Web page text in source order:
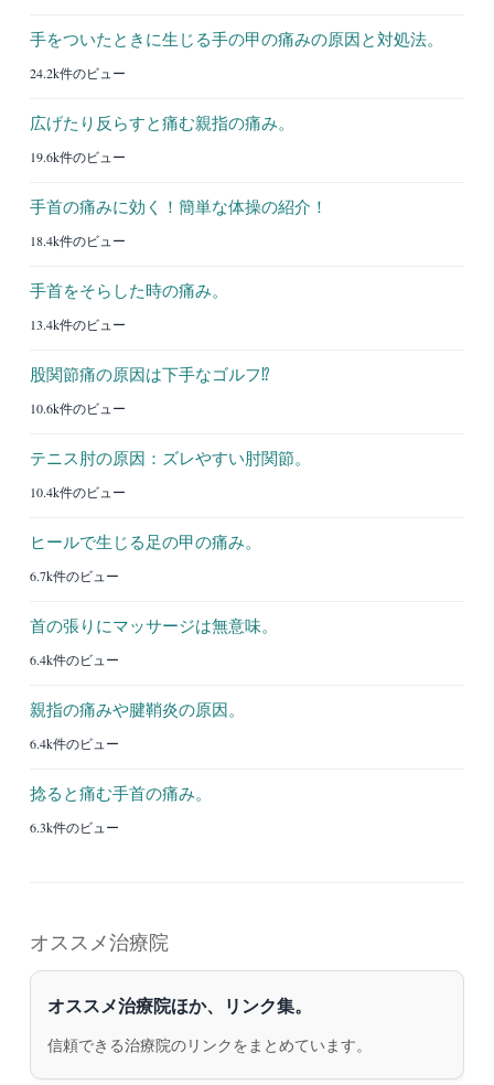
手をついたときに生じる手の甲の痛みの原因と対処法。
24.2k件のビュー
広げたり反らすと痛む親指の痛み。
19.6k件のビュー
手首の痛みに効く！簡単な体操の紹介！
18.4k件のビュー
手首をそらした時の痛み。
13.4k件のビュー
股関節痛の原因は下手なゴルフ⁉︎
10.6k件のビュー
テニス肘の原因：ズレやすい肘関節。
10.4k件のビュー
ヒールで生じる足の甲の痛み。
6.7k件のビュー
首の張りにマッサージは無意味。
6.4k件のビュー
親指の痛みや腱鞘炎の原因。
6.4k件のビュー
捻ると痛む手首の痛み。
6.3k件のビュー
オススメ治療院
オススメ治療院ほか、リンク集。
信頼できる治療院のリンクをまとめています。